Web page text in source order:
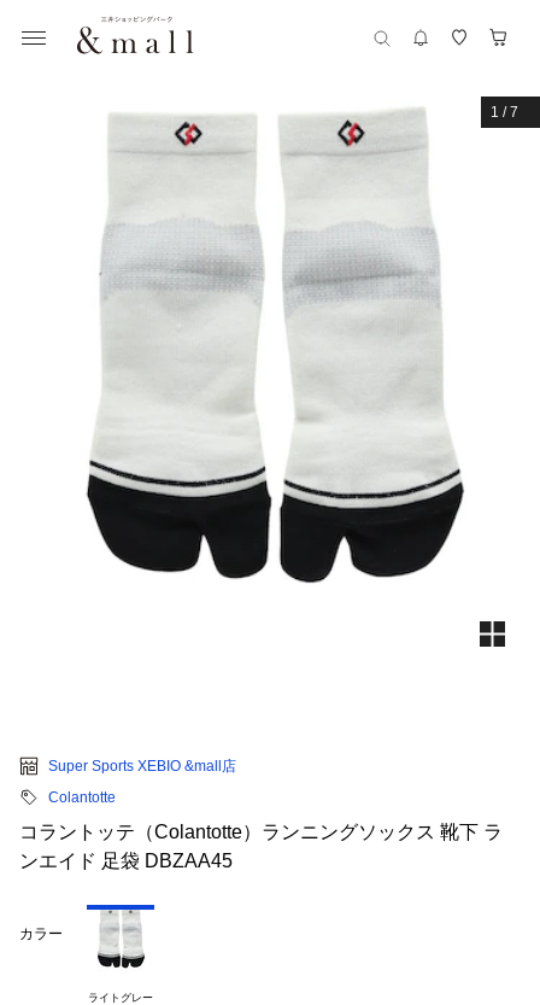
1 /7
Super Sports XEBIO &mall店
Colantotte
コラントッテ（Colantotte）ランニングソックス 靴下 ラ
ンエイド 足袋 DBZAA45
カラー
ライトグレー